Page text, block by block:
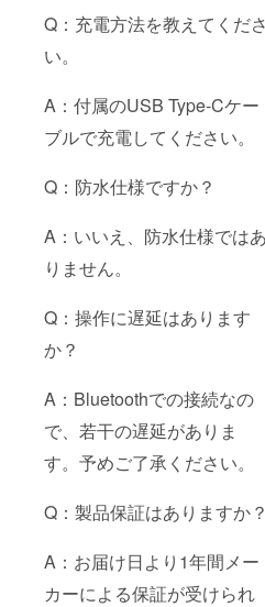
Q：充電方法を教えてくださ
い。
A：付属のUSB Type-Cケー
ブルで充電してください。
Q：防水仕様ですか？
A：いいえ、防水仕様ではあ
りません。
Q：操作に遅延はあります
か？
A：Bluetoothでの接続なの
で、若干の遅延がありま
す。予めご了承ください。
Q：製品保証はありますか？
A：お届け日より1年間メー
カーによる保証が受けられ